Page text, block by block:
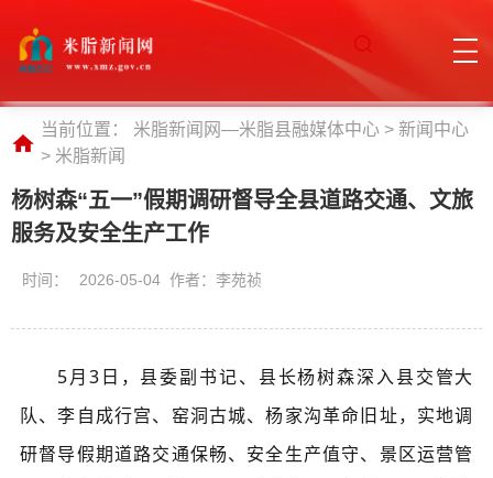
当前位置： 米脂新闻网—米脂县融媒体中心 > 新闻中心
> 米脂新闻
杨树森“五一”假期调研督导全县道路交通、文旅
服务及安全生产工作
时间： 2026-05-04 作者：李苑祯
5月3日，县委副书记、县长杨树森深入县交管大
队、李自成行宫、窑洞古城、杨家沟革命旧址，实地调
研督导假期道路交通保畅、安全生产值守、景区运营管